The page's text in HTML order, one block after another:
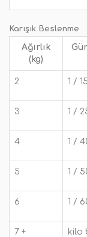
Karışık Beslenme
Ağırlık
(kg)
2 1 / 15
3 1 /
4 1 /
5 1 /
6 1 /
7 + kilo